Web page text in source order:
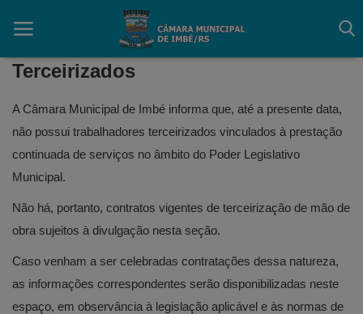
Início
Contato
Acessibilidade
Legislativo
Mapa do Site
Terceirizados
A Câmara Municipal de Imbé informa que, até a presente data,
não possui trabalhadores terceirizados vinculados à prestação
continuada de serviços no âmbito do Poder Legislativo
Municipal.
Não há, portanto, contratos vigentes de terceirização de mão de
obra sujeitos à divulgação nesta seção.
Caso venham a ser celebradas contratações dessa natureza,
as informações correspondentes serão disponibilizadas neste
espaço, em observância à legislação aplicável e às normas de